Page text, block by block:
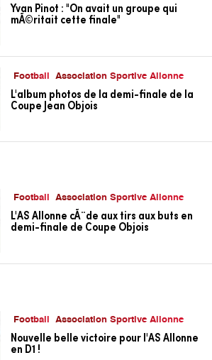
Yvan Pinot : "On avait un groupe qui
mÃ©ritait cette finale"
Football Association Sportive Allonne
L'album photos de la demi-finale de la
Coupe Jean Objois
Football Association Sportive Allonne
L'AS Allonne cÃ¨de aux tirs aux buts en
demi-finale de Coupe Objois
Football Association Sportive Allonne
Nouvelle belle victoire pour l'AS Allonne
en D1 !